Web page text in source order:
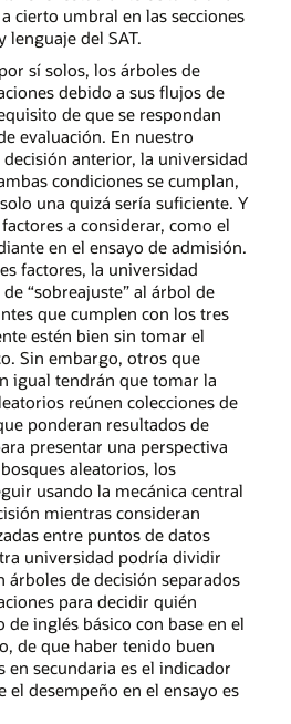
cierto umbral en las secciones
lenguaje del SAT.
sí solos, los árboles de
debido a sus flujos de
de que se respondan
evaluación. En nuestro
anterior, la universidad
condiciones se cumplan,
una quizá sería suficiente. Y
a considerar, como el
en el ensayo de admisión.
factores, la universidad
“sobreajuste” al árbol de
que cumplen con los tres
estén bien sin tomar el
Sin embargo, otros que
igual tendrán que tomar la
reúnen colecciones de
ponderan resultados de
presentar una perspectiva
aleatorios, los
usando la mecánica central
mientras consideran
entre puntos de datos
universidad podría dividir
árboles de decisión separados
para decidir quién
inglés básico con base en el
de que haber tenido buen
en secundaria es el indicador
el desempeño en el ensayo es